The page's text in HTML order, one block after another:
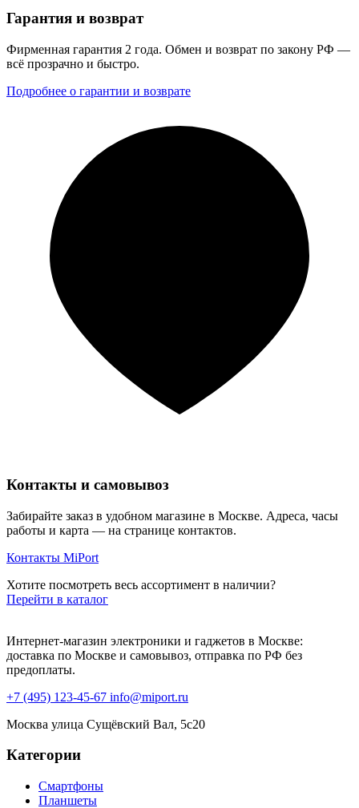
Гарантия и возврат
Фирменная гарантия 2 года. Обмен и возврат по закону РФ —
всё прозрачно и быстро.
Подробнее о гарантии и возврате
Контакты и самовывоз
Забирайте заказ в удобном магазине в Москве. Адреса, часы
работы и карта — на странице контактов.
Контакты MiPort
Хотите посмотреть весь ассортимент в наличии?
Перейти в каталог
Интернет-магазин электроники и гаджетов в Москве:
доставка по Москве и самовывоз, отправка по РФ без
предоплаты.
+7 (495) 123-45-67 info@miport.ru
Москва улица Сущёвский Вал, 5с20
Категории
Смартфоны
Планшеты